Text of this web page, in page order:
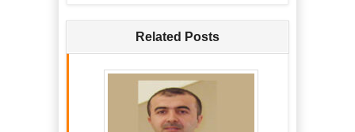
Related Posts